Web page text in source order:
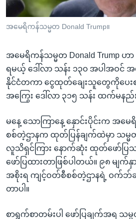
ကြည့်
ရန်
ရှာဖွေ
နေရာ
သို့
ကျော်
ရန်
ဘာသာစကားများ
အမေရိကန်သမ္မတ Donald Trump။
အမေရိကန်သမ္မတ Donald Trump ဟ
ရမယ့် ဒေါ်လာ သန်း ၁၃၀ အပါအဝင်
နိုင်ငံတကာ ငွေထုတ်ချေးသူတွေကိုပေ
အကြွေး ဒေါ်လာ ၃၁၅ သန်း ထက်မနည်
မနေ့ သောကြာနေ့ နှောင်းပိုင်းက အမ
စစ်တဲ့ဌာနက ထုတ်ပြန်ချက်ထဲမှာ သမ္မ
လူသိရှင်ကြား နောက်ဆုံး ထုတ်ဖော်ပ
ဖော်ပြထားတာဖြစ်ပါတယ်။ ၉၈ မျက်
အစိုးရ ကျင့်ဝတ်စီစစ်တဲ့ဌာနရဲ့ ဝက်ဘ်ဆို
တာပါ။
စာရွက်စာတမ်းပါ ဖော်ပြချက်အရ သမ္